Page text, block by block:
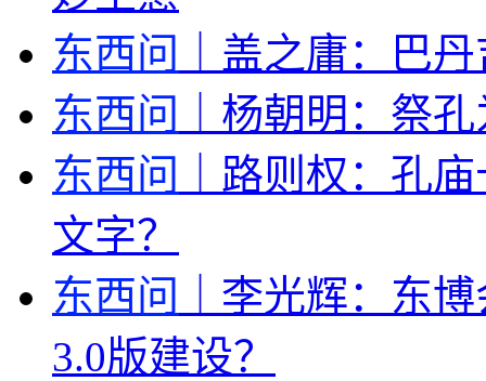
东西问
｜盖之庸：巴
东西问
｜杨朝明：祭
东西问
｜路则权：孔
文字？
东西问
｜李光辉：东
3.0版建设？